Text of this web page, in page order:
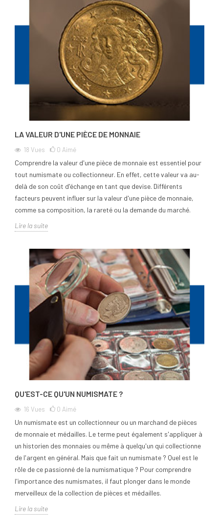
LA VALEUR D'UNE PIÈCE DE MONNAIE
18 Vues 0 Aimé
Comprendre la valeur d'une pièce de monnaie est essentiel pour
tout numismate ou collectionneur. En effet, cette valeur va au-
delà de son coût d'échange en tant que devise. Différents
facteurs peuvent influer sur la valeur d'une pièce de monnaie,
comme sa composition, la rareté ou la demande du marché.
Lire la suite
QU'EST-CE QU'UN NUMISMATE ?
16 Vues 0 Aimé
Un numismate est un collectionneur ou un marchand de pièces
de monnaie et médailles. Le terme peut également s'appliquer à
un historien des monnaies ou même à quelqu'un qui collectionne
de l'argent en général. Mais que fait un numismate ? Quel est le
rôle de ce passionné de la numismatique ? Pour comprendre
l'importance des numismates, il faut plonger dans le monde
merveilleux de la collection de pièces et médailles.
Lire la suite